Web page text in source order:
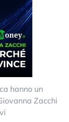
hanno un
Zacchi